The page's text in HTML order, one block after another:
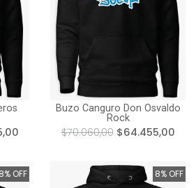
Buzo Canguro Don Osvaldo
Rock
$70.060,00$64.455,00
8% OFF 8% OFF